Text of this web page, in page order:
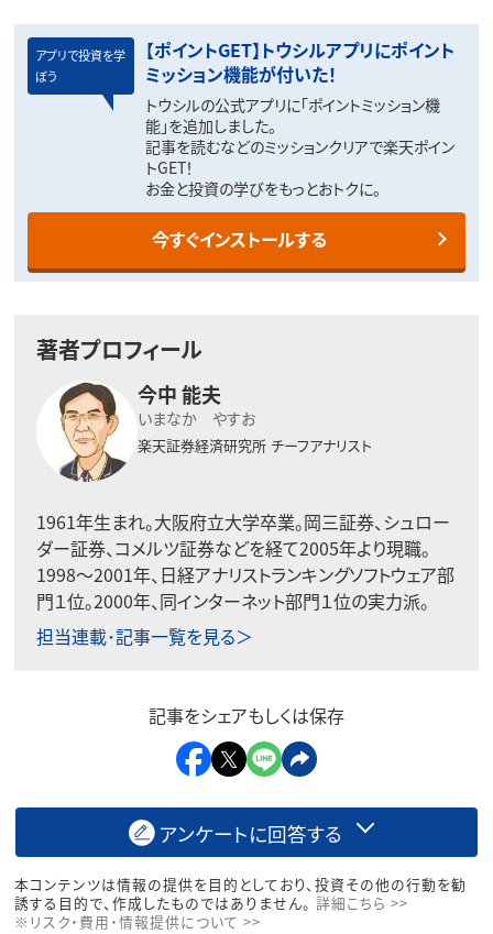
アプリで投資を学
ぼう
【ポイントGET】トウシルアプリにポイント
ミッション機能が付いた！
トウシルの公式アプリに「ポイントミッション機
能」を追加しました。
記事を読むなどのミッションクリアで楽天ポイン
トGET！
お金と投資の学びをもっとおトクに。
今すぐインストールする
著者プロフィール
今中 能夫
いまなか やすお
楽天証券経済研究所 チーフアナリスト
1961年生まれ。大阪府立大学卒業。岡三証券、シュロー
ダー証券、コメルツ証券などを経て2005年より現職。
1998〜2001年、日経アナリストランキングソフトウェア部
門１位。2000年、同インターネット部門１位の実力派。
担当連載･記事一覧を見る＞
記事をシェアもしくは保存
アンケートに回答する
本コンテンツは情報の提供を目的としており、投資その他の行動を勧
誘する目的で、作成したものではありません。 詳細こちら >>
※リスク・費用・情報提供について >>